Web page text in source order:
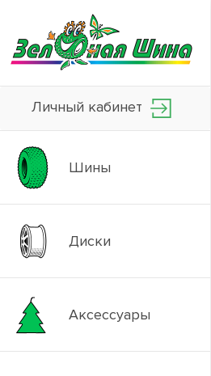
Личный кабинет
Шины
Диски
Аксессуары